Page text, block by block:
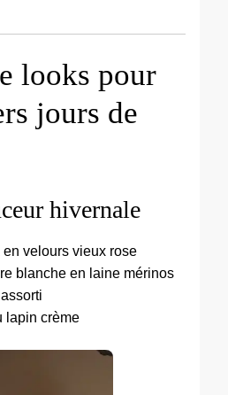
looks pour
jours de
hivernale
en velours vieux rose
blanche en laine mérinos
lapin crème